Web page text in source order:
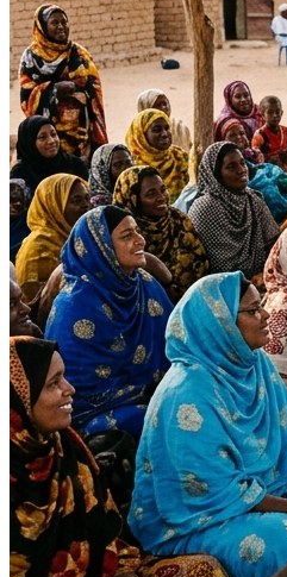
Impact Direct
+150
Interventions réussies cette
Blog & Actualités
Dernières nouvelles